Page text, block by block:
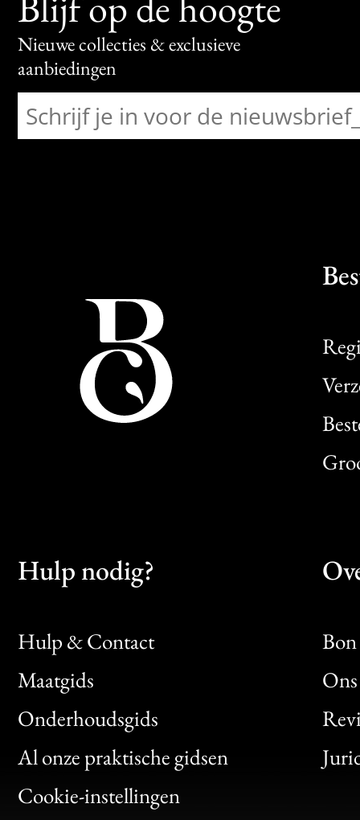
Nieuwe collecties & exclusieve
aanbiedingen
Hulp nodig?
Hulp & Contact
Maatgids
Onderhoudsgids
Al onze praktische gidsen
Cookie-instellingen
Bon
Clic